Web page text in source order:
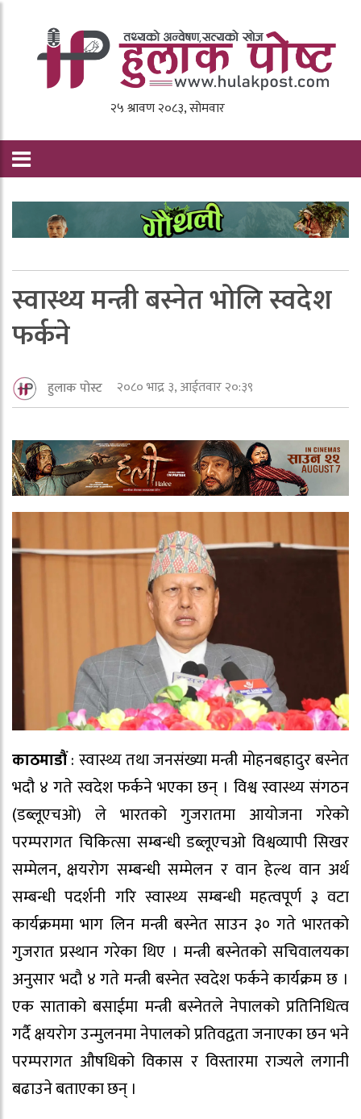
स्वास्थ्य मन्त्री बस्नेत भाेलि स्वदेश
फर्कने
हुलाक पोस्ट २०८० भाद्र ३, आईतवार २०:३९
काठमाडौं: स्वास्थ्य तथा जनसंख्या मन्त्री मोहनबहादुर बस्नेत
भदौ ४ गते स्वदेश फर्कने भएका छन् । विश्व स्वास्थ्य संगठन
(डब्लूएचओ) ले भारतको गुजरातमा आयोजना गरेको
परम्परागत चिकित्सा सम्बन्धी डब्लूएचओ विश्वव्यापी सिखर
सम्मेलन, क्षयरोग सम्बन्धी सम्मेलन र वान हेल्थ वान अर्थ
सम्बन्धी पदर्शनी गरि स्वास्थ्य सम्बन्धी महत्वपूर्ण ३ वटा
कार्यक्रममा भाग लिन मन्त्री बस्नेत साउन ३० गते भारतको
गुजरात प्रस्थान गरेका थिए । मन्त्री बस्नेतको सचिवालयका
अनुसार भदौ ४ गते मन्त्री बस्नेत स्वदेश फर्कने कार्यक्रम छ ।
एक साताको बसाईमा मन्त्री बस्नेतले नेपालको प्रतिनिधित्व
गर्दै क्षयरोग उन्मुलनमा नेपालको प्रतिवद्वता जनाएका छन भने
परम्परागत औषधिको विकास र विस्तारमा राज्यले लगानी
बढाउने बताएका छन् ।